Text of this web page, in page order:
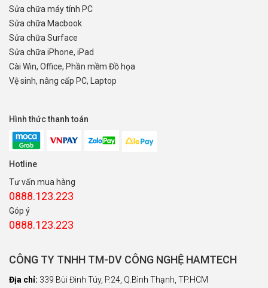
Sửa chữa máy tính PC
Sửa chữa Macbook
Sửa chữa Surface
Sửa chữa iPhone, iPad
Cài Win, Office, Phần mềm Đồ họa
Vệ sinh, nâng cấp PC, Laptop
Hình thức thanh toán
Hotline
Tư vấn mua hàng
0888.123.223
Góp ý
0888.123.223
CÔNG TY TNHH TM-DV CÔNG NGHỆ HAMTECH
Địa chỉ: 339 Bùi Đình Túy, P.24, Q.Bình Thạnh, TP.HCM